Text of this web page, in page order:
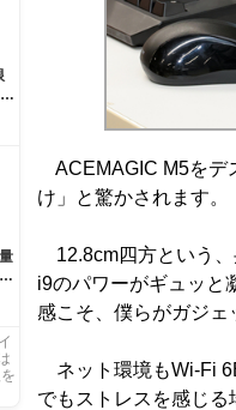
ACEMAGIC M5をデ
け」と驚かされます。
12.8cm四方という、
i9のパワーがギュッと
感こそ、僕らがガジェ
ネット環境もWi-Fi
でもストレスを感じ
)